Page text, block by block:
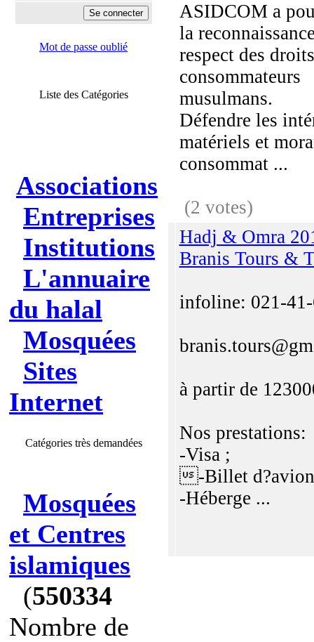
Mot de passe oublié
Liste des Catégories
Associations
Entreprises
Institutions
L'annuaire
du halal
Mosquées
Sites
Internet
Catégories très demandées
Mosquées
et Centres
islamiques
(550334
Nombre de
ASIDCOM a
la
respect des
consommateurs
musulmans.
Défendre les
matériels et
consommat ...
(2 votes)
Hadj & Omra
Branis Tours &
infoline: 021-
à partir de
Nos prestations:
-Visa ;
-Billet
-Héberge ...